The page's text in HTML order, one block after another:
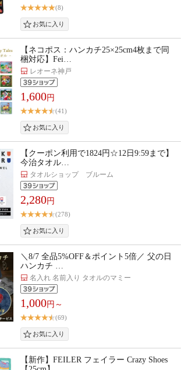
(8)
【ネコポス：ハンカチ25×25cm4枚まで同
梱対応】Fei…
レオーネ神戸
1,600円
(41)
【クーポン利用で1824円☆12日9:59まで】
今治タオル…
タオルショップ ブルーム
2,280円
(278)
＼8/7 全品5%OFF＆ポイント5倍／ 父の日
ハンカチ …
名入れ 名前入り タオルのマミー
1,000円～
(69)
【新作】FEILER フェイラー Crazy Shoes